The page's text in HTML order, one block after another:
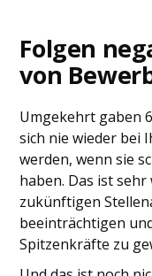
Folgen
von
Umgekehrt gaben
sich nie wieder bei
werden, wenn sie
haben. Das ist
zukünftigen
beeinträchtigen
Spitzenkräfte zu